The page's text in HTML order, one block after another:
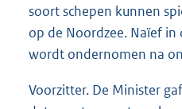
soort schepen kunnen
op de Noordzee. Naïef in
wordt ondernomen na
Voorzitter. De Minister